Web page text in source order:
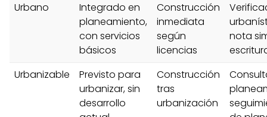
Urbano
Integrado en
planeamiento,
con servicios
básicos
Construcción
inmediata
según
licencias
nota
Urbanizable
Previsto para
urbanizar, sin
desarrollo
Construcción
tras
urbanización